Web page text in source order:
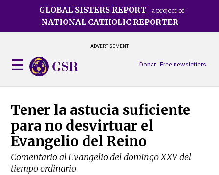
GLOBAL SISTERS REPORT a project of
NATIONAL CATHOLIC REPORTER
ADVERTISEMENT
Free newsletters
Donar
Tener la astucia suficiente
para no desvirtuar el
Evangelio del Reino
Comentario al Evangelio del domingo XXV del
tiempo ordinario